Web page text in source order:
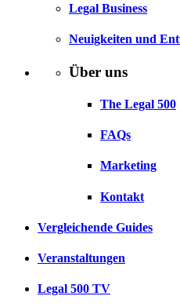
Legal Business
Neuigkeiten und
Über uns
The Legal 500
FAQs
Marketing
Kontakt
Vergleichende Guides
Veranstaltungen
Legal 500 TV